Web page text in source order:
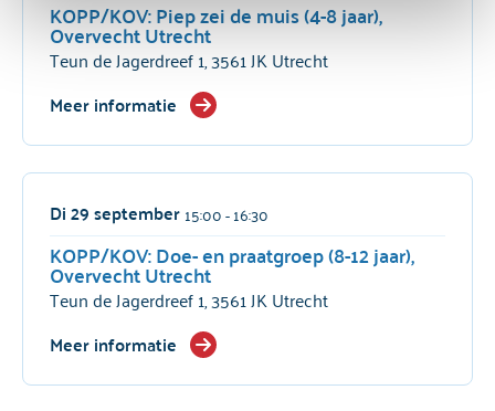
KOPP/KOV: Piep zei de muis (4-8 jaar),
Overvecht Utrecht
Teun de Jagerdreef 1, 3561 JK Utrecht
Meer informatie
Di 29 september 15:00- 16:30
KOPP/KOV: Doe- en praatgroep (8-12 jaar),
Overvecht Utrecht
Teun de Jagerdreef 1, 3561 JK Utrecht
Meer informatie